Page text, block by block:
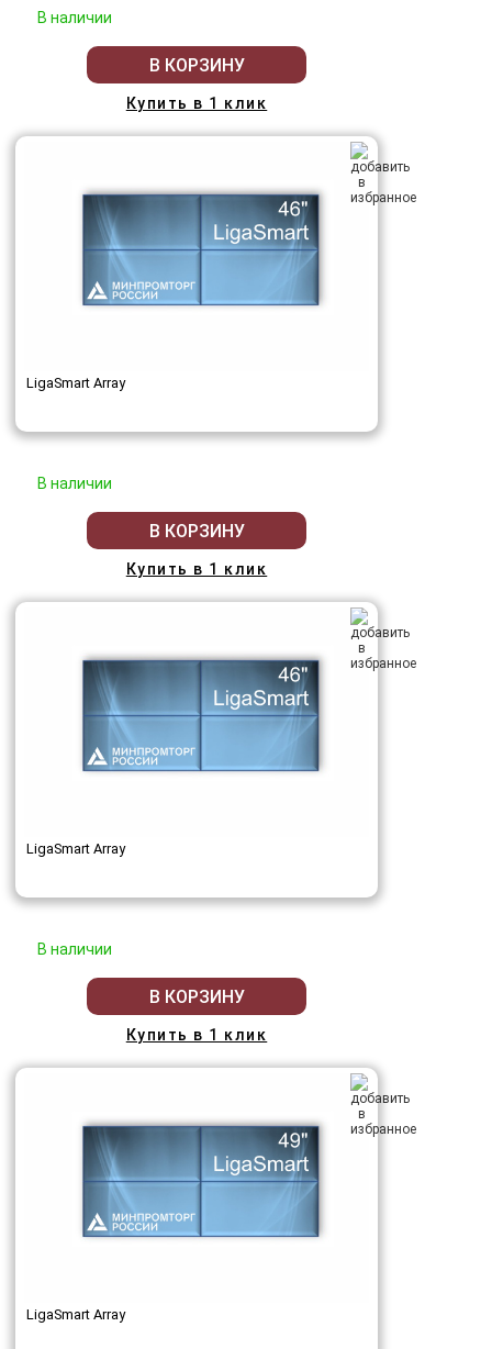
В наличии
В КОРЗИНУ
Купить в 1 клик
LigaSmart Array
В наличии
В КОРЗИНУ
Купить в 1 клик
LigaSmart Array
В наличии
В КОРЗИНУ
Купить в 1 клик
LigaSmart Array